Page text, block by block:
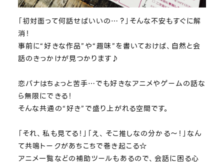
「初対面って何話せばいいの…？」そんな不安もすぐに解
消！
事前に“好きな作品”や“趣味”を書いておけば、自然と会
話のきっかけが見つかります♪
恋バナはちょっと苦手…でも好きなアニメやゲームの話な
ら無限にできる！
そんな共通の“好き”で盛り上がれる空間です。
「それ、私も見てる！」「え、そこ推しなの分かる～！」なん
て共鳴トークがあちこちで巻き起こる☆
アニメ一覧などの補助ツールもあるので、会話に困る心